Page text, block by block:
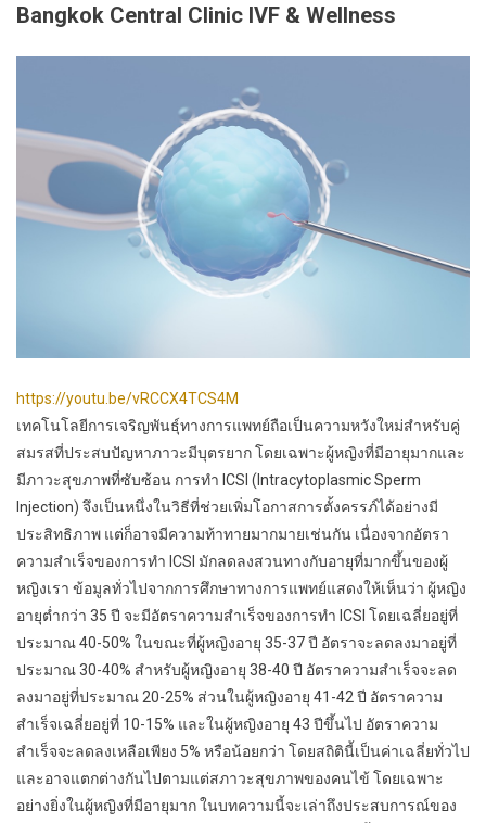
Bangkok Central Clinic IVF & Wellness
https://youtu.be/vRCCX4TCS4M
เทคโนโลยีการเจริญพันธุ์ทางการแพทย์ถือเป็นความหวังใหม่สำหรับคู่
สมรสที่ประสบปัญหาภาวะมีบุตรยาก โดยเฉพาะผู้หญิงที่มีอายุมากและ
มีภาวะสุขภาพที่ซับซ้อน การทำ ICSI (Intracytoplasmic Sperm
Injection) จึงเป็นหนึ่งในวิธีที่ช่วยเพิ่มโอกาสการตั้งครรภ์ได้อย่างมี
ประสิทธิภาพ แต่ก็อาจมีความท้าทายมากมายเช่นกัน เนื่องจากอัตรา
ความสำเร็จของการทำ ICSI มักลดลงสวนทางกับอายุที่มากขึ้นของผู้
หญิงเรา ข้อมูลทั่วไปจากการศึกษาทางการแพทย์แสดงให้เห็นว่า ผู้หญิง
อายุต่ำกว่า 35 ปี จะมีอัตราความสำเร็จของการทำ ICSI โดยเฉลี่ยอยู่ที่
ประมาณ 40-50% ในขณะที่ผู้หญิงอายุ 35-37 ปี อัตราจะลดลงมาอยู่ที่
ประมาณ 30-40% สำหรับผู้หญิงอายุ 38-40 ปี อัตราความสำเร็จจะลด
ลงมาอยู่ที่ประมาณ 20-25% ส่วนในผู้หญิงอายุ 41-42 ปี อัตราความ
สำเร็จเฉลี่ยอยู่ที่ 10-15% และในผู้หญิงอายุ 43 ปีขึ้นไป อัตราความ
สำเร็จจะลดลงเหลือเพียง 5% หรือน้อยกว่า โดยสถิตินี้เป็นค่าเฉลี่ยทั่วไป
และอาจแตกต่างกันไปตามแต่สภาวะสุขภาพของคนไข้ โดยเฉพาะ
อย่างยิ่งในผู้หญิงที่มีอายุมาก ในบทความนี้จะเล่าถึงประสบการณ์ของ